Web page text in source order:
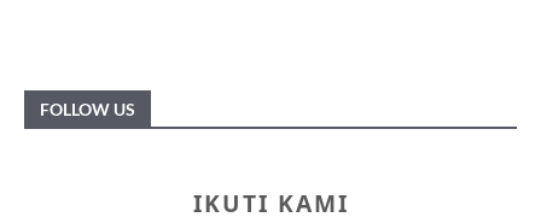
FOLLOW US
IKUTI KAMI